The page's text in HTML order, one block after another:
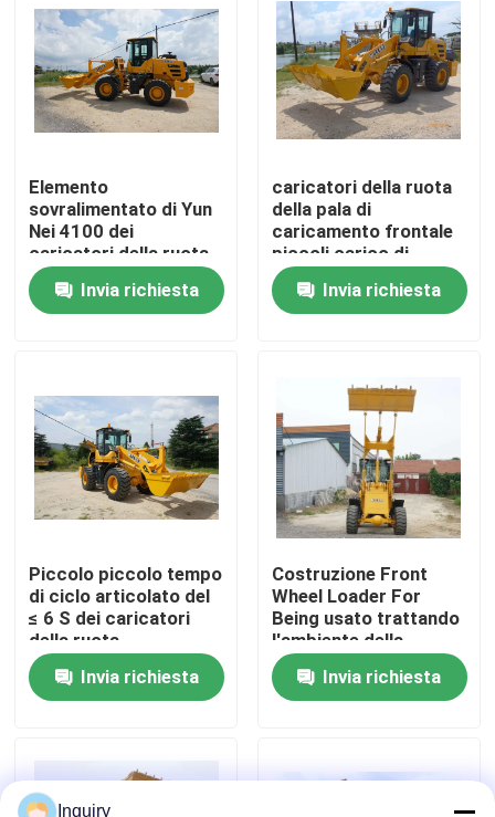
Casa
Prodotti
Circa noi
Controllo di qualità
Contattici
Notizie
Richieda una citazione
Caricatori compatti della ruota
Elemento
sovralimentato di Yun
Nei 4100 dei
caricatori della ruota
di Front End piccoli
Invia richiesta
caricatori della ruota
della pala di
caricamento frontale
piccoli carico di
lavoro da 2500
chilogrammiInvia richiesta
Piccolo piccolo tempo
di ciclo articolato del
≤ 6 S dei caricatori
della ruota
Invia richiesta
Costruzione Front
Wheel Loader For
Being usato trattando
l'ambiente della
polvere
Invia richiesta
Inquiry